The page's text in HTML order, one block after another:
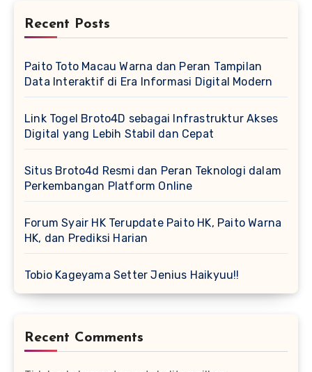
Recent Posts
Paito Toto Macau Warna dan Peran Tampilan
Data Interaktif di Era Informasi Digital Modern
Link Togel Broto4D sebagai Infrastruktur Akses
Digital yang Lebih Stabil dan Cepat
Situs Broto4d Resmi dan Peran Teknologi dalam
Perkembangan Platform Online
Forum Syair HK Terupdate Paito HK, Paito Warna
HK, dan Prediksi Harian
Tobio Kageyama Setter Jenius Haikyuu!!
Recent Comments